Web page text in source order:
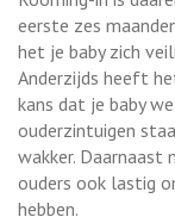
eerste zes
het je baby zich
Anderzijds heeft
kans dat je baby
ouderzintuigen
wakker. Daarnaast
ouders ook lastig
hebben.